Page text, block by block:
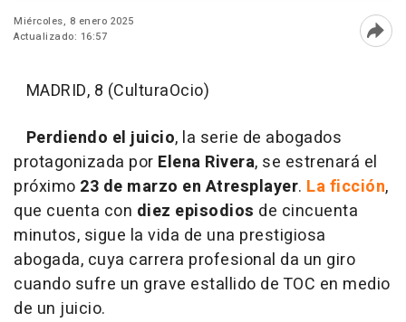
Miércoles, 8 enero 2025
Actualizado: 16:57
MADRID, 8 (CulturaOcio)
Perdiendo el juicio, la serie de abogados
protagonizada por Elena Rivera, se estrenará el
próximo 23 de marzo en Atresplayer. La ficción,
que cuenta con diez episodios de cincuenta
minutos, sigue la vida de una prestigiosa
abogada, cuya carrera profesional da un giro
cuando sufre un grave estallido de TOC en medio
de un juicio.